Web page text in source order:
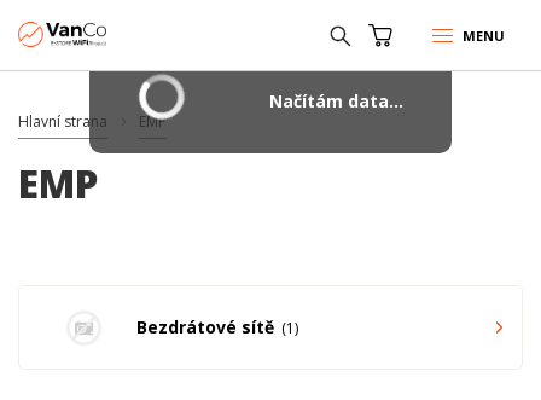
MENU
Hlavní strana EMP
EMP
Bezdrátové sítě 1
Načítám data...